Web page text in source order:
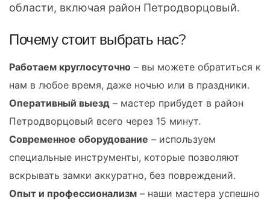
области, включая район Петродворцовый.
Почему стоит выбрать нас?
Работаем круглосуточно – вы можете обратиться к
нам в любое время, даже ночью или в праздники.
Оперативный выезд – мастер прибудет в район
Петродворцовый всего через 15 минут.
Современное оборудование – используем
специальные инструменты, которые позволяют
вскрывать замки аккуратно, без повреждений.
Опыт и профессионализм – наши мастера успешно